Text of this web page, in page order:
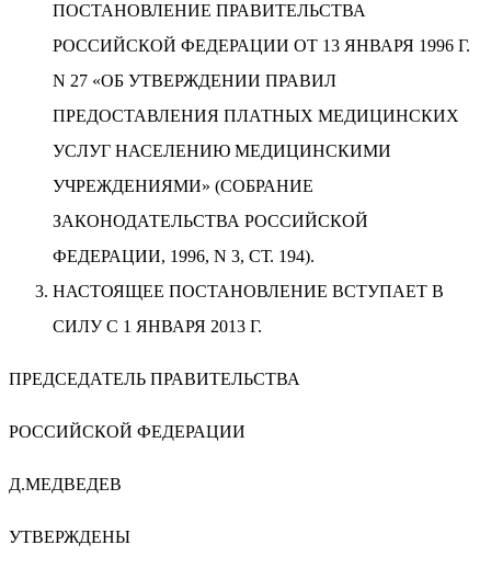
ПОСТАНОВЛЕНИЕ ПРАВИТЕЛЬСТВА
РОССИЙСКОЙ ФЕДЕРАЦИИ ОТ 13 ЯНВАРЯ 1996 Г.
N 27 «ОБ УТВЕРЖДЕНИИ ПРАВИЛ
ПРЕДОСТАВЛЕНИЯ ПЛАТНЫХ МЕДИЦИНСКИХ
УСЛУГ НАСЕЛЕНИЮ МЕДИЦИНСКИМИ
УЧРЕЖДЕНИЯМИ» (СОБРАНИЕ
ЗАКОНОДАТЕЛЬСТВА РОССИЙСКОЙ
ФЕДЕРАЦИИ, 1996, N 3, СТ. 194).
НАСТОЯЩЕЕ ПОСТАНОВЛЕНИЕ ВСТУПАЕТ В
СИЛУ С 1 ЯНВАРЯ 2013 Г.
ПРЕДСЕДАТЕЛЬ ПРАВИТЕЛЬСТВА
РОССИЙСКОЙ ФЕДЕРАЦИИ
Д.МЕДВЕДЕВ
УТВЕРЖДЕНЫ